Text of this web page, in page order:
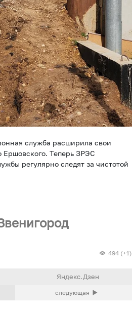
служба расширила свои
Ершовского. Теперь ЗРЭС
регулярно следят за чистотой
494 (+1)